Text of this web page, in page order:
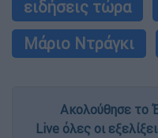
ειδήσεις τώρα
Μάριο Ντράγκι
Ακολούθησε το
Live όλες οι